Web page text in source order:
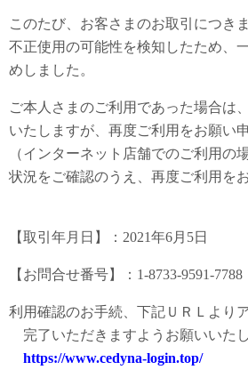
このたび、お客さまのお取引につき
不正使用の可能性を検知したため、
めしました。
ご本人さまのご利用であった場合は
いたしますが、再度ご利用をお願い
（インターネット店舗でのご利用の
状況をご確認のうえ、再度ご利用を
【取引年月日】：2021年6月5日
【お問合せ番号】：1-8733-9591-7788
利用確認のお手続、下記ＵＲＬより
完了いただきますようお願いいたし
https://www.cedyna-login.top/